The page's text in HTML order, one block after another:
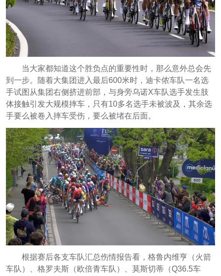
当大家都知道这个胜负点的重要性时，那么意外总会先
到一步。随着大集团进入最后600米时，迪卡侬车队一名选
手试图从集团右侧挤进前部，与身旁乌诺X车队选手发生肢
体接触引发大规模摔车，只有10多名选手未被波及，其余选
手要么被卷入摔车受伤，要么被堵在后面。
根据赛后各支车队汇总伤情报告看，格鲁内维亨（火箭
车队）、格罗夫斯（欧倍青车队）、莫斯切蒂（Q36.5车